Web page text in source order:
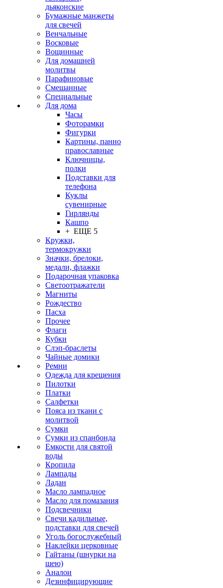
дьяконские
Бумажные манжеты
для свечей
Венчальные
Восковые
Вощинные
Для домашней
молитвы
Парафиновые
Смешанные
Специальные
Для дома
Часы
Фоторамки
Фигурки
Картины, панно
православные
Ключницы,
полки
Подставки для
телефона
Куклы
сувенирные
Гирлянды
Кашпо
+ ЕЩЕ 5
Кружки,
термокружки
Значки, брелоки,
медали, флажки
Подарочная упаковка
Светоотражатели
Магниты
Рождество
Пасха
Прочее
Флаги
Кубки
Слэп-браслеты
Чайные домики
Ремни
Одежда для крещения
Пилотки
Платки
Салфетки
Пояса из ткани с
молитвой
Сумки
Сумки из спанбонда
Емкости для святой
воды
Кропила
Лампады
Ладан
Масло лампадное
Масло для помазания
Подсвечники
Свечи кадильные,
подставки для свечей
Уголь богослужебный
Наклейки церковные
Гайтаны (шнурки на
шею)
Аналои
Дезинфицирующие